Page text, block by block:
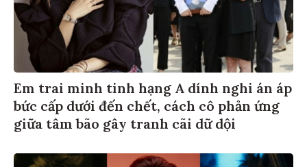
Em trai minh tinh hạng A dính nghi án áp
bức cấp dưới đến chết, cách cô phản ứng
giữa tâm bão gây tranh cãi dữ dội